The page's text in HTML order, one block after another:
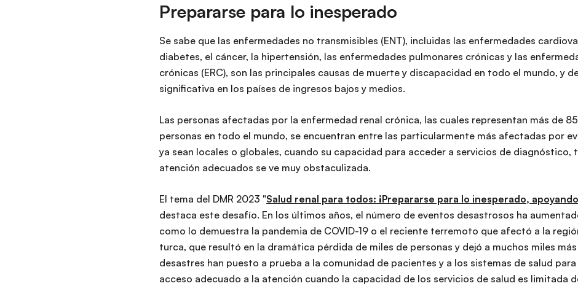
Prepararse para lo inesperado
Se sabe que las enfermedades no transmisibles (ENT), incluidas las enfermedades
diabetes, el cáncer, la hipertensión, las enfermedades pulmonares crónicas y las
crónicas (ERC), son las principales causas de muerte y discapacidad en todo el mundo, y
significativa en los países de ingresos bajos y medios.
Las personas afectadas por la enfermedad renal crónica, las cuales representan más de
personas en todo el mundo, se encuentran entre las particularmente más afectadas por
ya sean locales o globales, cuando su capacidad para acceder a servicios de diagnóstico,
atención adecuados se ve muy obstaculizada.
El tema del DMR 2023 "Salud renal para todos: ¡Prepararse para lo inesperado,
destaca este desafío. En los últimos años, el número de eventos desastrosos ha
como lo demuestra la pandemia de COVID-19 o el reciente terremoto que afectó a la
turca, que resultó en la dramática pérdida de miles de personas y dejó a muchos miles
desastres han puesto a prueba a la comunidad de pacientes y a los sistemas de salud
acceso adecuado a la atención cuando la capacidad de los servicios de salud es limitada